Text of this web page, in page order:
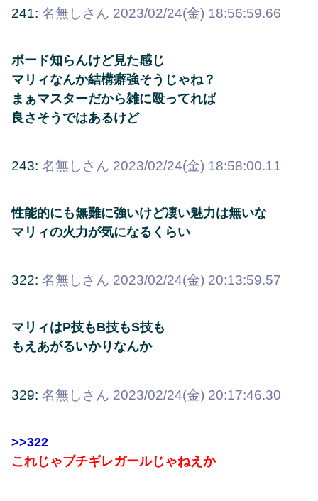
241: 名無しさん 2023/02/24(金) 18:56:59.66
ボード知らんけど見た感じ
マリィなんか結構癖強そうじゃね？
まぁマスターだから雑に殴ってれば
良さそうではあるけど
243: 名無しさん 2023/02/24(金) 18:58:00.11
性能的にも無難に強いけど凄い魅力は無いな
マリィの火力が気になるくらい
322: 名無しさん 2023/02/24(金) 20:13:59.57
マリィはP技もB技もS技も
もえあがるいかりなんか
329: 名無しさん 2023/02/24(金) 20:17:46.30
>>322
これじゃブチギレガールじゃねえか